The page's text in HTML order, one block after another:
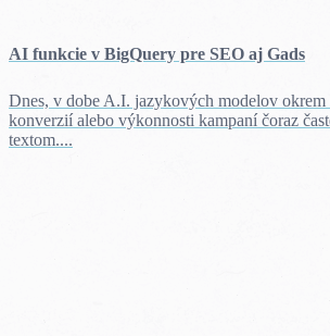
AI funkcie v BigQuery pre SEO aj Gads
Dnes, v dobe A.I. jazykových modelov okrem
konverzií alebo výkonnosti kampaní čoraz
textom....